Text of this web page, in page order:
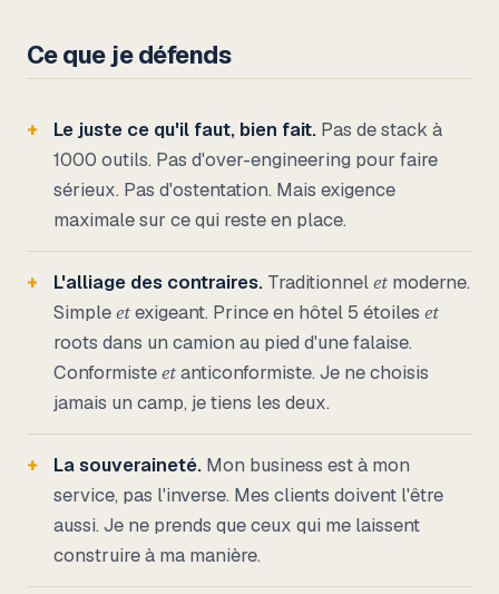
Ce que je défends
Le juste ce qu'il faut, bien fait. Pas de stack à
1000 outils. Pas d'over-engineering pour faire
sérieux. Pas d'ostentation. Mais exigence
maximale sur ce qui reste en place.
L'alliage des contraires. Traditionnelet moderne.
Simpleetexigeant. Prince en hôtel 5 étoiles et
roots dans un camion au pied d'une falaise.
Conformisteetanticonformiste. Je ne choisis
jamais un camp, je tiens les deux.
La souveraineté. Mon business est à mon
service, pas l'inverse. Mes clients doivent l'être
aussi. Je ne prends que ceux qui me laissent
construire à ma manière.